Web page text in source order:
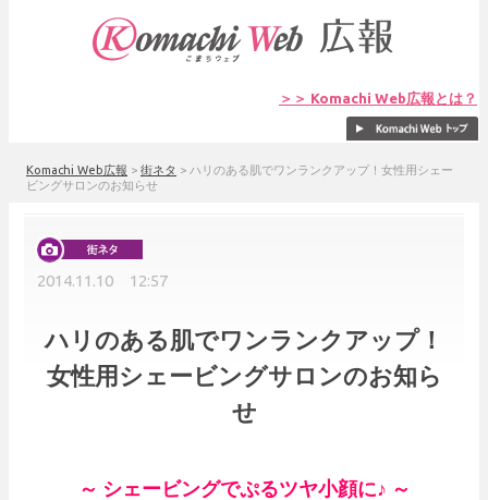
＞＞ Komachi Web広報とは？
Komachi Web広報 > 街ネタ > ハリのある肌でワンランクアップ！女性用シェー
ビングサロンのお知らせ
2014.11.10 12:57
ハリのある肌でワンランクアップ！
女性用シェービングサロンのお知ら
せ
～ シェービングでぷるツヤ小顔に♪ ～